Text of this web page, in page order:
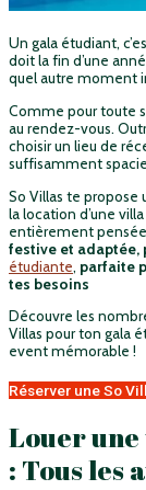
Un gala étudiant,
doit la fin d’une
quel autre moment
Comme pour toute
au rendez-vous.
choisir un lieu de
suffisamment
So Villas te propose
la location d’une
entièrement pensée
festive et adaptée,
étudiante, parfaite
tes besoins
Découvre les
Villas pour ton gala
event mémorable !
Réserver une So
Louer
: Tous les